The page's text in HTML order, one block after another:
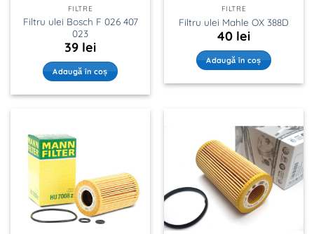
FILTRE
Filtru ulei Bosch F 026 407
023
39 lei
Adaugă în coș
FILTRE
Filtru ulei Mahle OX 388D
40 lei
Adaugă în coș